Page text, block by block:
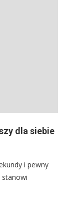
dla siebie
i pewny
stanowi